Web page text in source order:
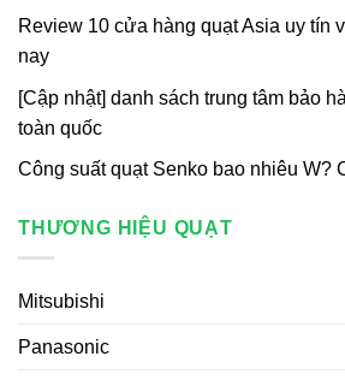
Review 10 cửa hàng quạt Asia uy tín
nay
[Cập nhật] danh sách trung tâm bảo
toàn quốc
Công suất quạt Senko bao nhiêu W?
THƯƠNG HIỆU QUẠT
Mitsubishi
Panasonic